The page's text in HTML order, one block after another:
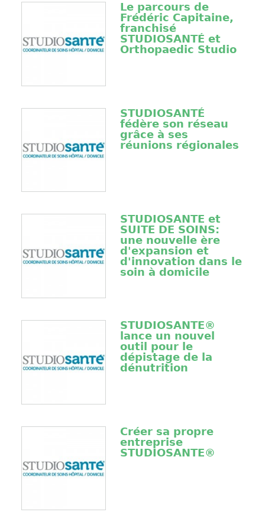
Le parcours de
Frédéric Capitaine,
franchisé
STUDIOSANTÉ et
Orthopaedic Studio
STUDIOSANTÉ
fédère son réseau
grâce à ses
réunions régionales
STUDIOSANTE et
SUITE DE SOINS:
une nouvelle ère
d'expansion et
d'innovation dans le
soin à domicile
STUDIOSANTE®
lance un nouvel
outil pour le
dépistage de la
dénutrition
Créer sa propre
entreprise
STUDIOSANTE®